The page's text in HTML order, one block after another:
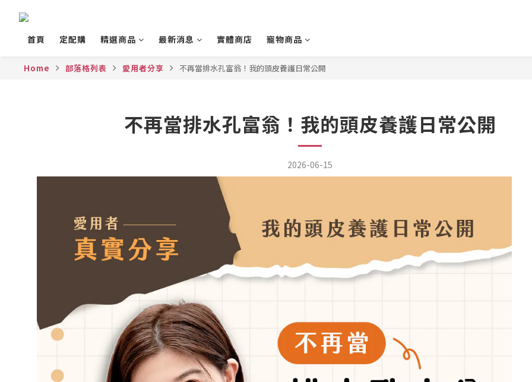
首頁
定配購 精選商品 最新消息 實體商店 寵物商品
Home 部落格列表 愛用者分享 不再當排水孔富翁！我的頭皮養護日常公開
不再當排水孔富翁！我的頭皮養護日常公開
2026-06-15